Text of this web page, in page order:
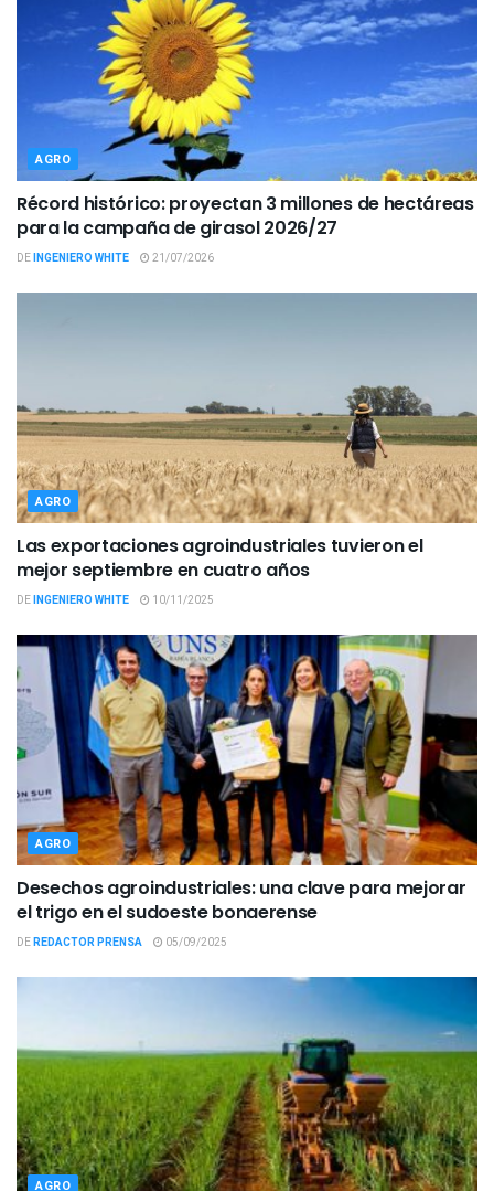
AGRO
Récord histórico: proyectan 3 millones de hectáreas
para la campaña de girasol 2026/27
DEINGENIERO WHITE 21/07/2026
AGRO
Las exportaciones agroindustriales tuvieron el
mejor septiembre en cuatro años
DEINGENIERO WHITE 10/11/2025
AGRO
Desechos agroindustriales: una clave para mejorar
el trigo en el sudoeste bonaerense
DEREDACTOR PRENSA 05/09/2025
AGRO